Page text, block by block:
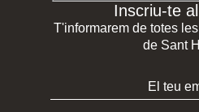
Inscriu-te
T'informarem de totes
de Sant